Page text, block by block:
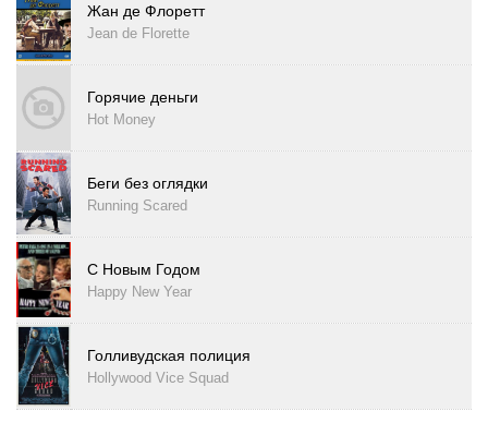
Жан де Флоретт
Jean de Florette
Горячие деньги
Hot Money
Беги без оглядки
Running Scared
С Новым Годом
Happy New Year
Голливудская полиция
Hollywood Vice Squad